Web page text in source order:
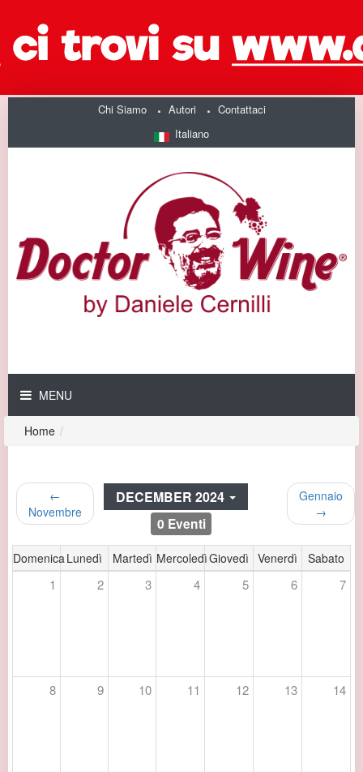
Chi Siamo Autori
Contattaci
Italiano
MENU
Home /
←
Novembre
DECEMBER 2024
0 Eventi
Gennaio
→
DomenicaLunedì Martedì MercoledìGiovedì Venerdì Sabato
1 2 3 4 5 6 7
8 9 10 11 12 13 14